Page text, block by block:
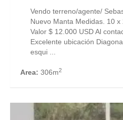
Vendo terreno/agente/
Nuevo Manta Medidas. 10
Valor $ 12.000 USD Al
Excelente ubicación
esqui ...
Area: 306m2